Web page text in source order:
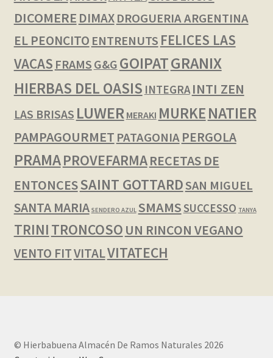
DICOMERE DIMAX DROGUERIA ARGENTINA
EL PEONCITO ENTRENUTS FELICES LAS
VACAS FRAMS G&G GOIPATGRANIX
HIERBAS DEL OASIS INTEGRA INTI ZEN
LAS BRISAS LUWER MERAKI MURKENATIER
PAMPAGOURMET PATAGONIA PERGOLA
PRAMAPROVEFARMARECETAS DE
ENTONCESSAINT GOTTARDSAN MIGUEL
SANTA MARIA SENDERO AZUL SMAMSSUCCESSO TANYA
TRINI TRONCOSO UN RINCON VEGANO
VENTO FITVITALVITATECH
© Hierbabuena Almacén De Ramos Naturales 2026